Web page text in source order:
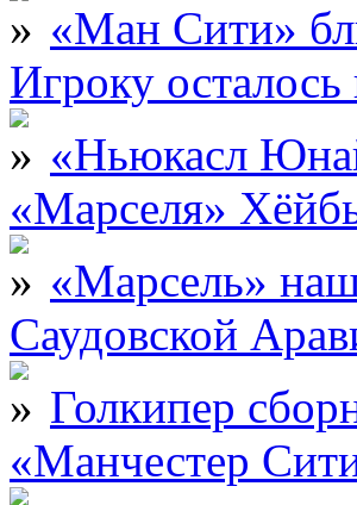
«Ман Сити»
Игроку
«Ньюкасл
«Марселя»
«Марсель»
Саудовской
Голкипер
«Манчестер